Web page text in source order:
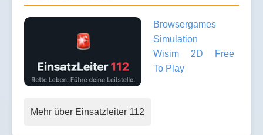
Browsergames
Simulation
Wisim
2D
Free
To Play
Mehr über Einsatzleiter 112